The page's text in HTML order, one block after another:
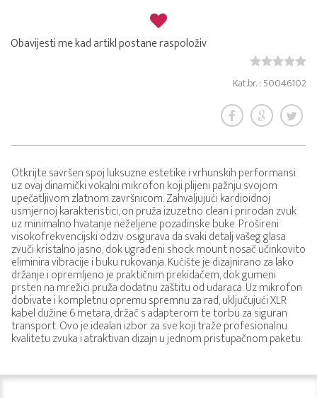
Obavijesti me kad artikl postane raspoloživ
Kat.br. : 50046102
Otkrijte savršen spoj luksuzne estetike i vrhunskih performansi
uz ovaj dinamički vokalni mikrofon koji plijeni pažnju svojom
upečatljivom zlatnom završnicom. Zahvaljujući kardioidnoj
usmjernoj karakteristici, on pruža izuzetno clean i prirodan zvuk
uz minimalno hvatanje neželjene pozadinske buke. Prošireni
visokofrekvencijski odziv osigurava da svaki detalj vašeg glasa
zvuči kristalno jasno, dok ugrađeni shock mount nosač učinkovito
eliminira vibracije i buku rukovanja. Kućište je dizajnirano za lako
držanje i opremljeno je praktičnim prekidačem, dok gumeni
prsten na mrežici pruža dodatnu zaštitu od udaraca. Uz mikrofon
dobivate i kompletnu opremu spremnu za rad, uključujući XLR
kabel dužine 6 metara, držač s adapterom te torbu za siguran
transport. Ovo je idealan izbor za sve koji traže profesionalnu
kvalitetu zvuka i atraktivan dizajn u jednom pristupačnom paketu.